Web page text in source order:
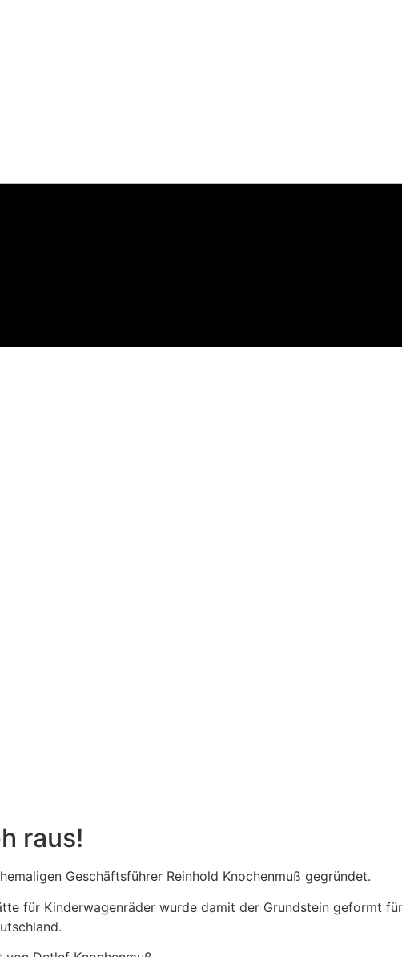
raus!
Geschäftsführer Reinhold Knochenmuß gegründet.
für Kinderwagenräder wurde damit der Grundstein geformt